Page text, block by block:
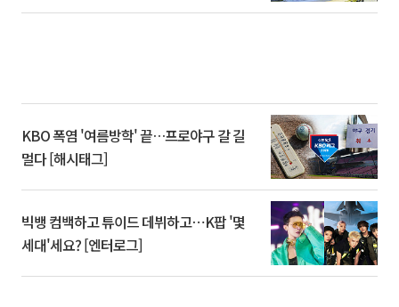
KBO 폭염 '여름방학' 끝…프로야구 갈 길
멀다 [해시태그]
빅뱅 컴백하고 튜이드 데뷔하고⋯K팝 '몇
세대'세요? [엔터로그]